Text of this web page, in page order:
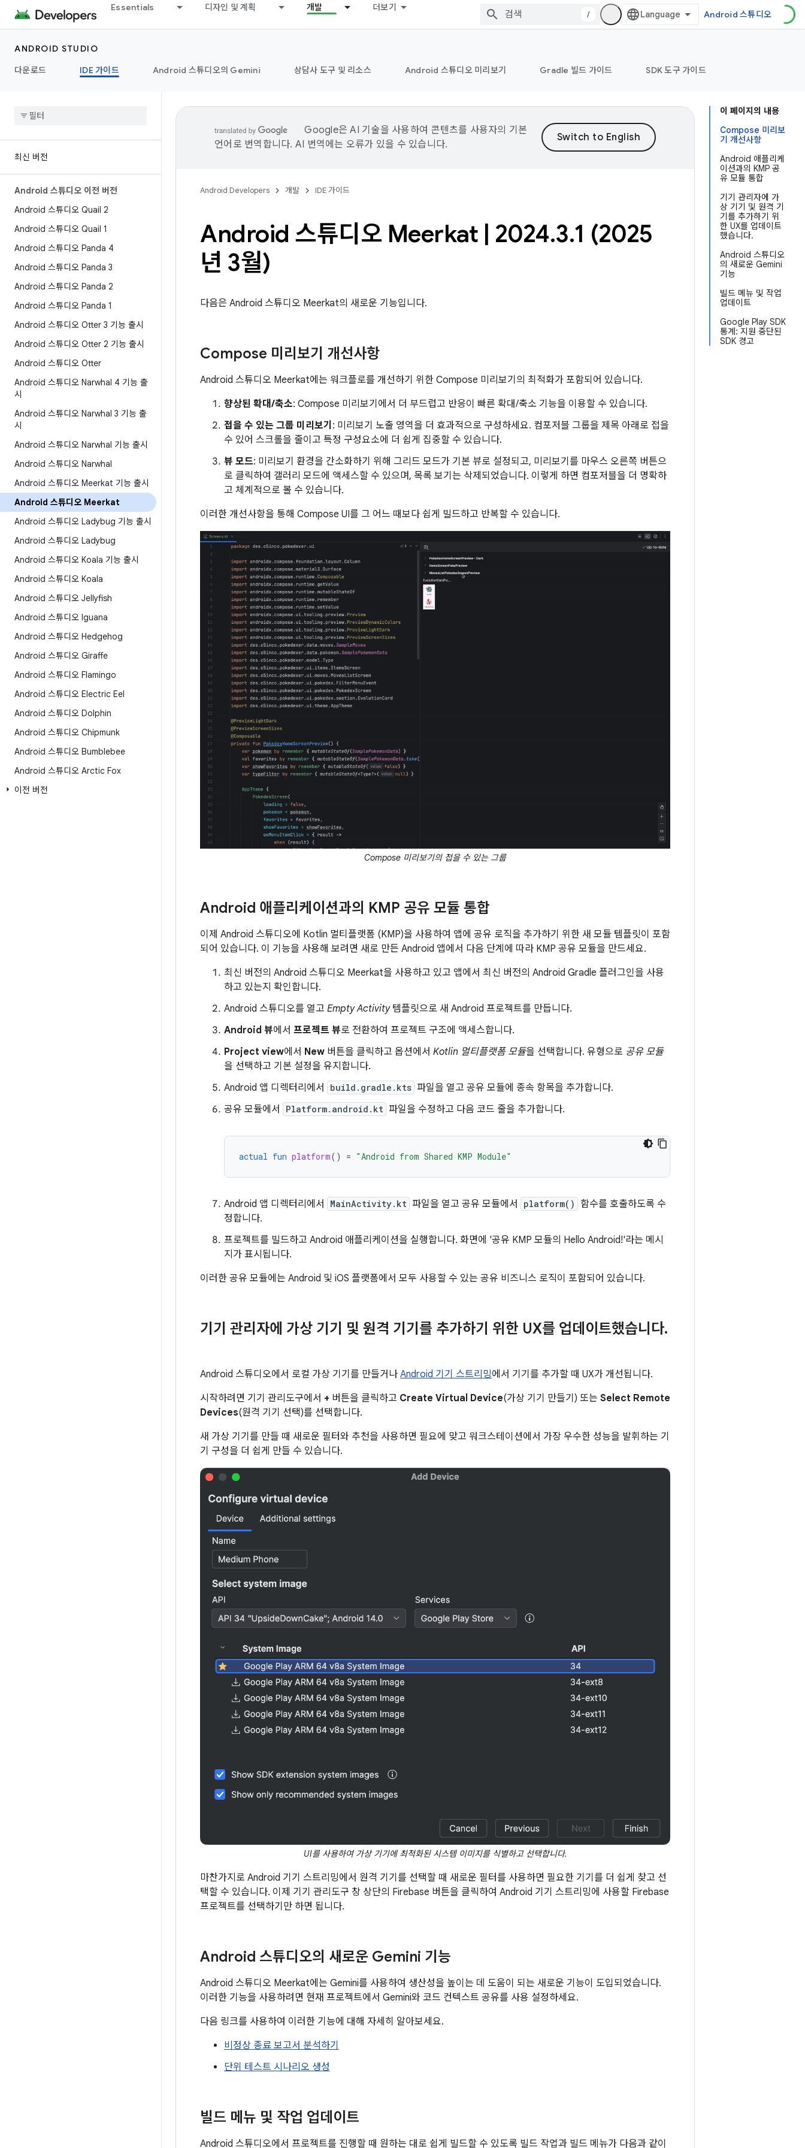
Essentials 디자인 및 계획 개발 더보기
/ Android 스튜디오
ANDROID STUDIO
다운로드
IDE 가이드 Android 스튜디오의 Gemini 상담사 도구 및 리소스 Android 스튜디오 미리보기 Gradle 빌드 가이드 SDK 도구 가이드
최신 버전
Android 스튜디오 이전 버전
Android 스튜디오 Quail 2
Android 스튜디오 Quail 1
Android 스튜디오 Panda 4
Android 스튜디오 Panda 3
Android 스튜디오 Panda 2
Android 스튜디오 Panda 1
Android 스튜디오 Otter 3 기능 출시
Android 스튜디오 Otter 2 기능 출시
Android 스튜디오 Otter
Android 스튜디오 Narwhal 4 기능 출
시
Android 스튜디오 Narwhal 3 기능 출
시
Android 스튜디오 Narwhal 기능 출시
Android 스튜디오 Narwhal
Android 스튜디오 Meerkat 기능 출시
Android 스튜디오 Meerkat
Android 스튜디오 Ladybug 기능 출시
Android 스튜디오 Ladybug
Android 스튜디오 Koala 기능 출시
Android 스튜디오 Koala
Android 스튜디오 Jellyfish
Android 스튜디오 Iguana
Android 스튜디오 Hedgehog
Android 스튜디오 Giraffe
Android 스튜디오 Flamingo
Android 스튜디오 Electric Eel
Android 스튜디오 Dolphin
Android 스튜디오 Chipmunk
Android 스튜디오 Bumblebee
Android 스튜디오 Arctic Fox
이전 버전
이 페이지의 내용
Compose 미리보
기 개선사항
Android 애플리케
이션과의 KMP 공
유 모듈 통합
기기 관리자에 가
상 기기 및 원격 기
기를 추가하기 위
한 UX를 업데이트
했습니다.
Android 스튜디오
의 새로운 Gemini
기능
빌드 메뉴 및 작업
업데이트
Google Play SDK
통계: 지원 중단된
SDK 경고
Google은 AI 기술을 사용하여 콘텐츠를 사용자의 기본
언어로 번역합니다. AI 번역에는 오류가 있을 수 있습니다.
Android Developers 개발 IDE 가이드
Android 스튜디오 Meerkat | 2024.3.1 (2025
년 3월)
다음은 Android 스튜디오 Meerkat의 새로운 기능입니다.
Compose 미리보기 개선사항
Android 스튜디오 Meerkat에는 워크플로를 개선하기 위한 Compose 미리보기의 최적화가 포함되어 있습니다.
향상된 확대/축소: Compose 미리보기에서 더 부드럽고 반응이 빠른 확대/축소 기능을 이용할 수 있습니다.
접을 수 있는 그룹 미리보기 : 미리보기 노출 영역을 더 효과적으로 구성하세요. 컴포저블 그룹을 제목 아래로 접을
수 있어 스크롤을 줄이고 특정 구성요소에 더 쉽게 집중할 수 있습니다.
뷰 모드: 미리보기 환경을 간소화하기 위해 그리드 모드가 기본 뷰로 설정되고, 미리보기를 마우스 오른쪽 버튼으
로 클릭하여 갤러리 모드에 액세스할 수 있으며, 목록 보기는 삭제되었습니다. 이렇게 하면 컴포저블을 더 명확하
고 체계적으로 볼 수 있습니다.
이러한 개선사항을 통해 Compose UI를 그 어느 때보다 쉽게 빌드하고 반복할 수 있습니다.
Compose 미리보기의 접을 수 있는 그룹
Android 애플리케이션과의 KMP 공유 모듈 통합
이제 Android 스튜디오에 Kotlin 멀티플랫폼 (KMP)을 사용하여 앱에 공유 로직을 추가하기 위한 새 모듈 템플릿이 포함
되어 있습니다. 이 기능을 사용해 보려면 새로 만든 Android 앱에서 다음 단계에 따라 KMP 공유 모듈을 만드세요.
최신 버전의 Android 스튜디오 Meerkat을 사용하고 있고 앱에서 최신 버전의 Android Gradle 플러그인을 사용
하고 있는지 확인합니다.
Android 스튜디오를 열고 Empty Activity템플릿으로 새 Android 프로젝트를 만듭니다.
Android 뷰에서 프로젝트 뷰로 전환하여 프로젝트 구조에 액세스합니다.
Project view에서 New 버튼을 클릭하고 옵션에서 Kotlin 멀티플랫폼 모듈을 선택합니다. 유형으로 공유 모듈
을 선택하고 기본 설정을 유지합니다.
Android 앱 디렉터리에서
build.gradle.kts 파일을 열고 공유 모듈에 종속 항목을 추가합니다.
공유 모듈에서
Platform.android.kt 파일을 수정하고 다음 코드 줄을 추가합니다.
actual fun platform() = "Android from Shared KMP Module"
Android 앱 디렉터리에서 MainActivity.kt 파일을 열고 공유 모듈에서 platform()
함수를 호출하도록 수
정합니다.
프로젝트를 빌드하고 Android 애플리케이션을 실행합니다. 화면에 '공유 KMP 모듈의 Hello Android!'라는 메시
지가 표시됩니다.
이러한 공유 모듈에는 Android 및 iOS 플랫폼에서 모두 사용할 수 있는 공유 비즈니스 로직이 포함되어 있습니다.
기기 관리자에 가상 기기 및 원격 기기를 추가하기 위한 UX를 업데이트했습니다.
Android 스튜디오에서 로컬 가상 기기를 만들거나 Android 기기 스트리밍에서 기기를 추가할 때 UX가 개선됩니다.
시작하려면 기기 관리도구에서 + 버튼을 클릭하고 Create Virtual Device(가상 기기 만들기) 또는 Select Remote
Devices(원격 기기 선택)를 선택합니다.
새 가상 기기를 만들 때 새로운 필터와 추천을 사용하면 필요에 맞고 워크스테이션에서 가장 우수한 성능을 발휘하는 기
기 구성을 더 쉽게 만들 수 있습니다.
UI를 사용하여 가상 기기에 최적화된 시스템 이미지를 식별하고 선택합니다.
마찬가지로 Android 기기 스트리밍에서 원격 기기를 선택할 때 새로운 필터를 사용하면 필요한 기기를 더 쉽게 찾고 선
택할 수 있습니다. 이제 기기 관리도구 창 상단의 Firebase 버튼을 클릭하여 Android 기기 스트리밍에 사용할 Firebase
프로젝트를 선택하기만 하면 됩니다.
Android 스튜디오의 새로운 Gemini 기능
Android 스튜디오 Meerkat에는 Gemini를 사용하여 생산성을 높이는 데 도움이 되는 새로운 기능이 도입되었습니다.
이러한 기능을 사용하려면 현재 프로젝트에서 Gemini와 코드 컨텍스트 공유를 사용 설정하세요.
다음 링크를 사용하여 이러한 기능에 대해 자세히 알아보세요.
비정상 종료 보고서 분석하기
단위 테스트 시나리오 생성
빌드 메뉴 및 작업 업데이트
Android 스튜디오에서 프로젝트를 진행할 때 원하는 대로 쉽게 빌드할 수 있도록 빌드 작업과 빌드 메뉴가 다음과 같이